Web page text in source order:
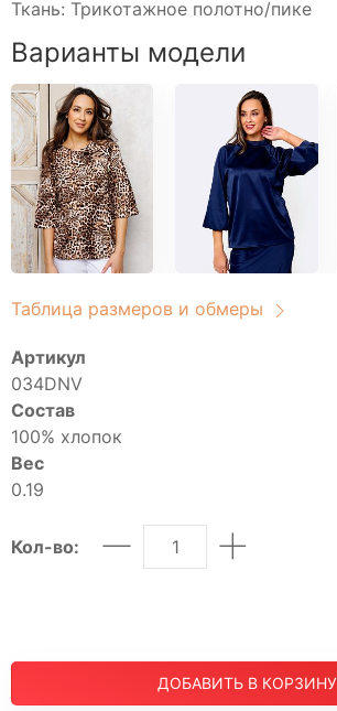
Блузы
Брюки
Водолазки
Головные уборы
Джемперы
Костюмы
Майки
Платья
Рубашки
Толстовки
Туники
Футболки
Халаты
Шорты
МУЖСКОЕ
ДЕТСКОЕ
Для подростков
Ткань: Трикотажное полотно/пике
Варианты модели
Таблица размеров и обмеры
Артикул
034DNV
Состав
100% хлопок
Вес
0.19
Кол-во:
ДОБАВИТЬ В КОРЗИНУ